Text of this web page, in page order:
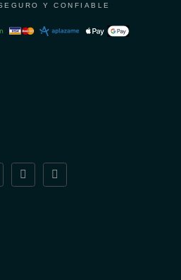
Y CONFIABLE